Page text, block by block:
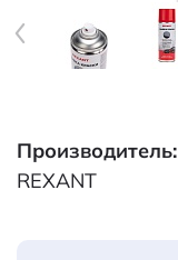
Производитель:
REXANT